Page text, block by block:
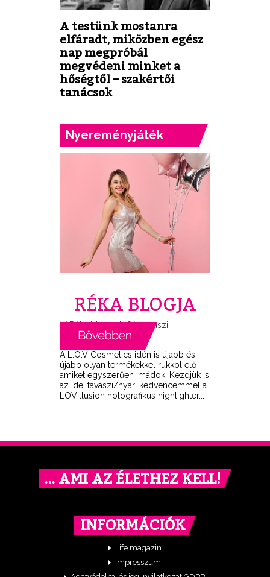
A testünk mostanra
elfáradt, miközben egész
nap megpróbál
megvédeni minket a
hőségtől – szakértői
tanácsok
Nyereményjáték
RÉKA BLOGJA
A L.O.V Cosmetics idén is újabb és
újabb olyan termékekkel rukkol elő
amiket egyszerűen imádok. Kezdjük is
az idei tavaszi/nyári kedvencemmel a
LOVillusion holografikus highlighter...
… AMI AZ ÉLETHEZ KELL!
INFORMÁCIÓK
Life magazin
Impresszum